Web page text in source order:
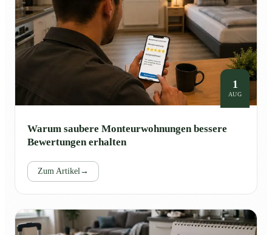
1
AUG
Warum saubere Monteurwohnungen bessere
Bewertungen erhalten
Zum Artikel →